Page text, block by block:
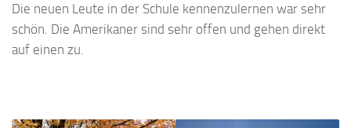
Die neuen Leute in der Schule kennenzulernen war sehr
schön. Die Amerikaner sind sehr offen und gehen direkt
auf einen zu.